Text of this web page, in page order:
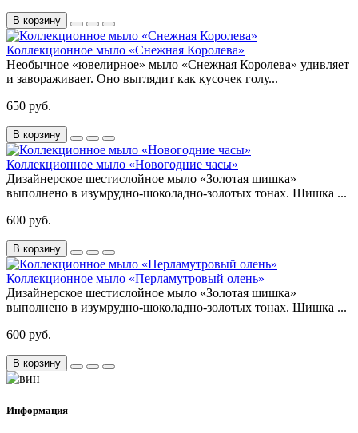
В корзину
Коллекционное мыло «Снежная Королева»
Необычное «ювелирное» мыло «Снежная Королева» удивляет
и завораживает. Оно выглядит как кусочек голу...
650 руб.
В корзину
Коллекционное мыло «Новогодние часы»
Дизайнерское шестислойное мыло «Золотая шишка»
выполнено в изумрудно-шоколадно-золотых тонах. Шишка ...
600 руб.
В корзину
Коллекционное мыло «Перламутровый олень»
Дизайнерское шестислойное мыло «Золотая шишка»
выполнено в изумрудно-шоколадно-золотых тонах. Шишка ...
600 руб.
В корзину
Информация